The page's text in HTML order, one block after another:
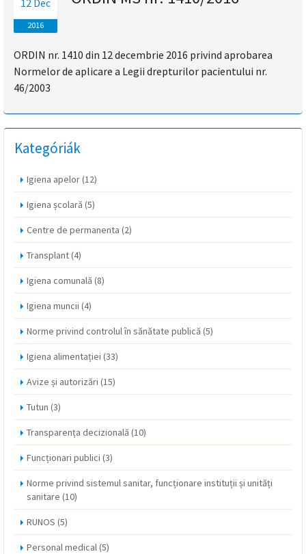
magyar
nyelvű
oldal
fejlesztés
alatt
van
Átiranyítás
román
nyelvű
oldalra
másodpercen
belül.
12 Dec
2016
ORDIN nr. 1410 din 12 decembrie 2016 privind aprobarea
Normelor de aplicare a Legii drepturilor pacientului nr.
46/2003
Kategóriák
Igiena apelor(12)
Igiena școlară (5)
Centre de permanenta (2)
Transplant(4)
Igiena comunală (8)
Igiena muncii (4)
Norme privind controlul în sănătate publică (5)
Igiena alimentației (33)
Avize și autorizări (15)
Tutun (3)
Transparența decizională (10)
Funcționari publici (3)
Norme privind sistemul sanitar, funcționare instituții și unități
sanitare (10)
RUNOS (5)
Personal medical(5)